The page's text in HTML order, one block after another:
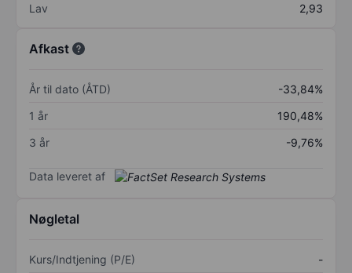
Lav
2,93
Afkast
År til dato (ÅTD)
-33,84%
1 år
190,48%
3 år
-9,76%
Data leveret af
Nøgletal
Kurs/Indtjening (P/E)
-